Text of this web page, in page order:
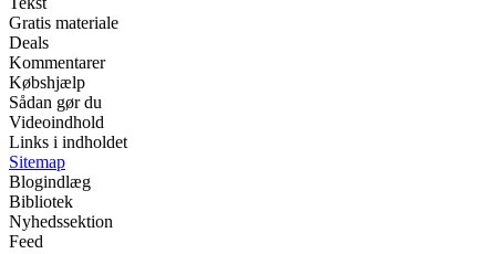
Gratis materiale
Deals
Kommentarer
Købshjælp
Sådan gør du
Videoindhold
Links i indholdet
Sitemap
Blogindlæg
Bibliotek
Nyhedssektion
Feed